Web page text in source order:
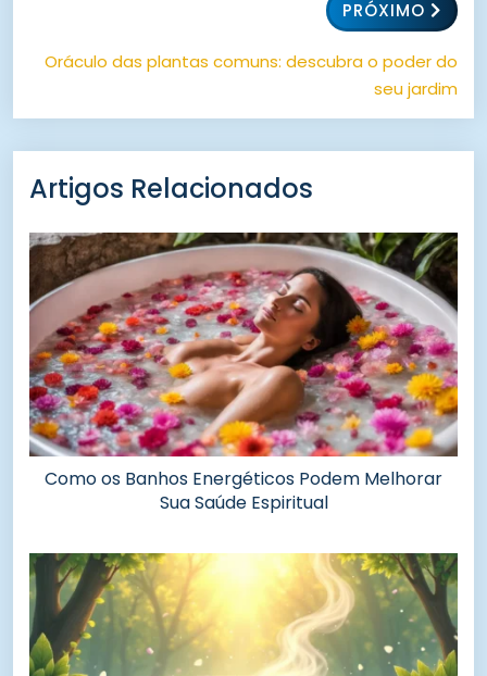
PRÓXIMO
Oráculo das plantas comuns: descubra o poder do
seu jardim
Artigos Relacionados
Como os Banhos Energéticos Podem Melhorar
Sua Saúde Espiritual